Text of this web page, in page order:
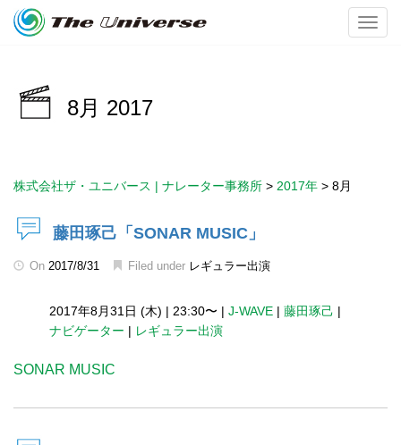
8月 2017
株式会社ザ・ユニバース | ナレーター事務所 > 2017年 > 8月
藤田琢己「SONAR MUSIC」
On 2017/8/31 Filed under レギュラー出演
2017年8月31日 (木) | 23:30〜 | J-WAVE | 藤田琢己 |
ナビゲーター | レギュラー出演
SONAR MUSIC